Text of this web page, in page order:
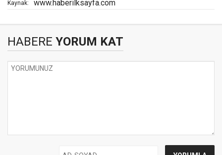
Kaynak: www.haberilksayfa.com
HABERE YORUM KAT